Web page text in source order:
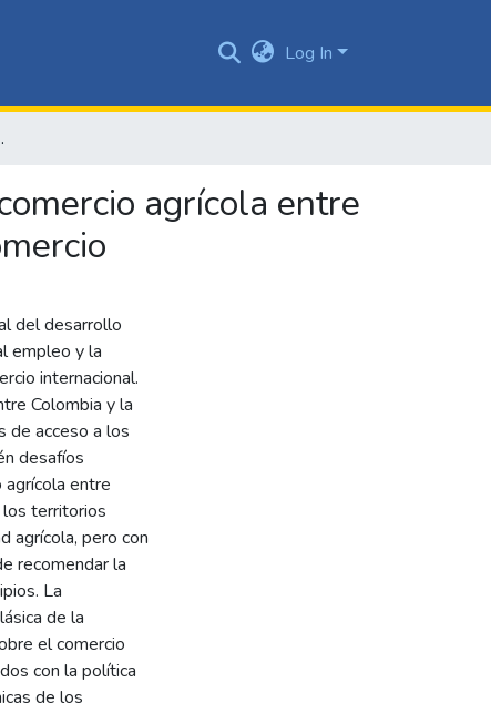
Log In
Tratado de Libre Comercio
agrícola entre
del desarrollo
empleo y la
internacional.
Colombia y la
de acceso a los
desafíos
agrícola entre
los territorios
agrícola, pero con
recomendar la
La
de la
el comercio
con la política
de los